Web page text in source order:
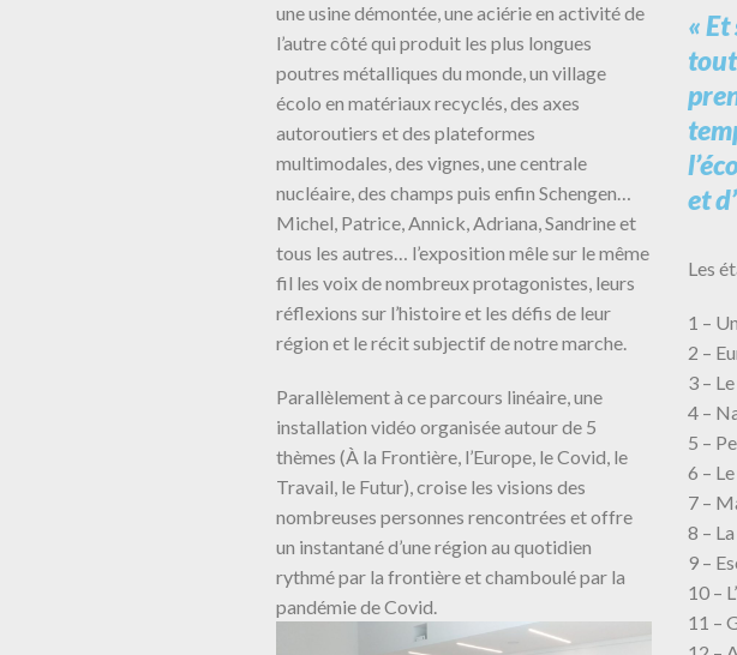
une usine démontée, une aciérie en activité de
l’autre côté qui produit les plus longues
poutres métalliques du monde, un village
écolo en matériaux recyclés, des axes
autoroutiers et des plateformes
multimodales, des vignes, une centrale
nucléaire, des champs puis enfin Schengen…
Michel, Patrice, Annick, Adriana, Sandrine et
tous les autres… l’exposition mêle sur le même
fil les voix de nombreux protagonistes, leurs
réflexions sur l’histoire et les défis de leur
région et le récit subjectif de notre marche.
Parallèlement à ce parcours linéaire, une
installation vidéo organisée autour de 5
thèmes (À la Frontière, l’Europe, le Covid, le
Travail, le Futur), croise les visions des
nombreuses personnes rencontrées et offre
un instantané d’une région au quotidien
rythmé par la frontière et chamboulé par la
pandémie de Covid.
«
et
Les
1 –
2 –
3 –
4 –
5 –
6 –
7 –
8 –
9 –
10 –
11 –